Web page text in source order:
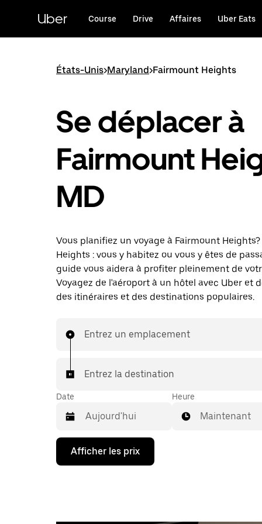
principal
Uber Course Drive Affaires Uber Eats
États-Unis>Maryland>Fairmount Heights
Se déplacer à
Fairmount
MD
Vous planifiez un voyage à Fairmount
Heights : vous y habitez ou vous y êtes de
guide vous aidera à profiter pleinement de
Voyagez de l'aéroport à un hôtel avec Uber et
des itinéraires et des destinations populaires.
Entrez un emplacement
Entrez la destination
Date
Appuyez
la
Heure
Maintenant
Afficher les prix